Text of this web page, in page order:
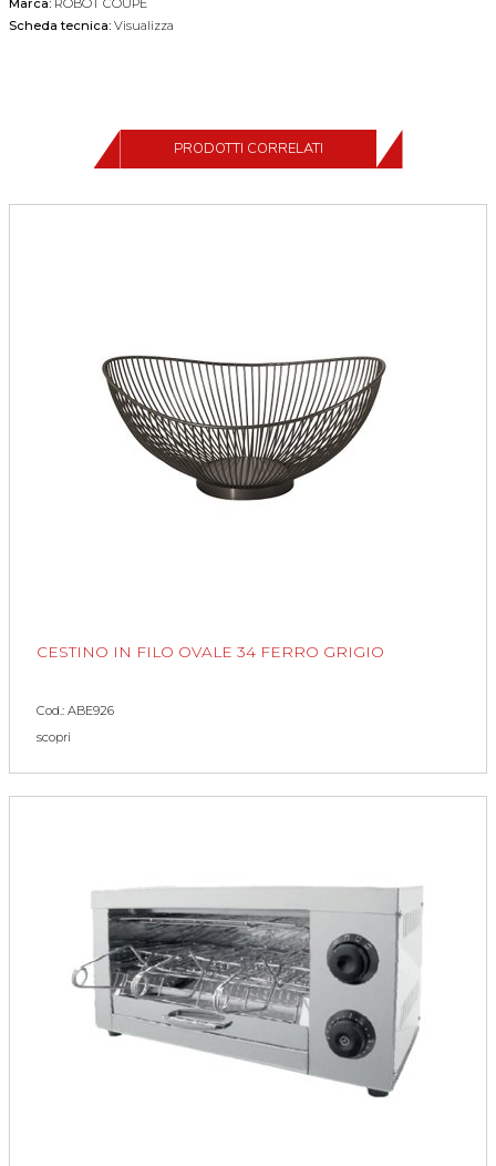
Marca: ROBOT COUPE
Scheda tecnica: Visualizza
PRODOTTI CORRELATI
CESTINO IN FILO OVALE 34 FERRO GRIGIO
Cod.: ABE926
scopri